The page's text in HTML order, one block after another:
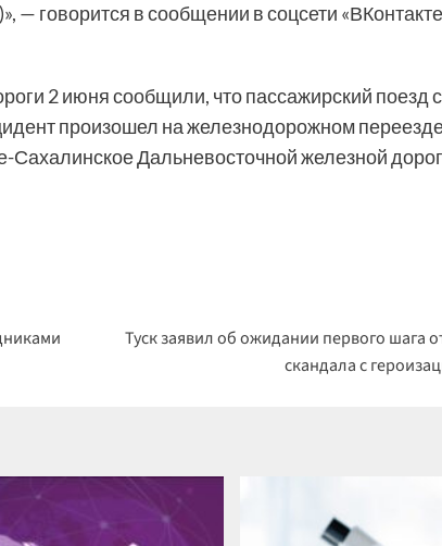
— говорится в сообщении в соцсети
2 июня сообщили, что пассажирский поезд
произошел на железнодорожном
Дальневосточной железной
Туск заявил об ожидании первого шага
скандала с